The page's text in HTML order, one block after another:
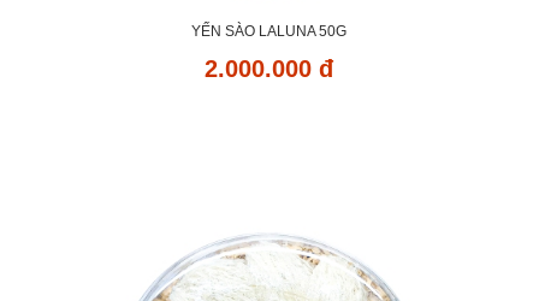
YẾN SÀO LALUNA 50G
2.000.000 đ